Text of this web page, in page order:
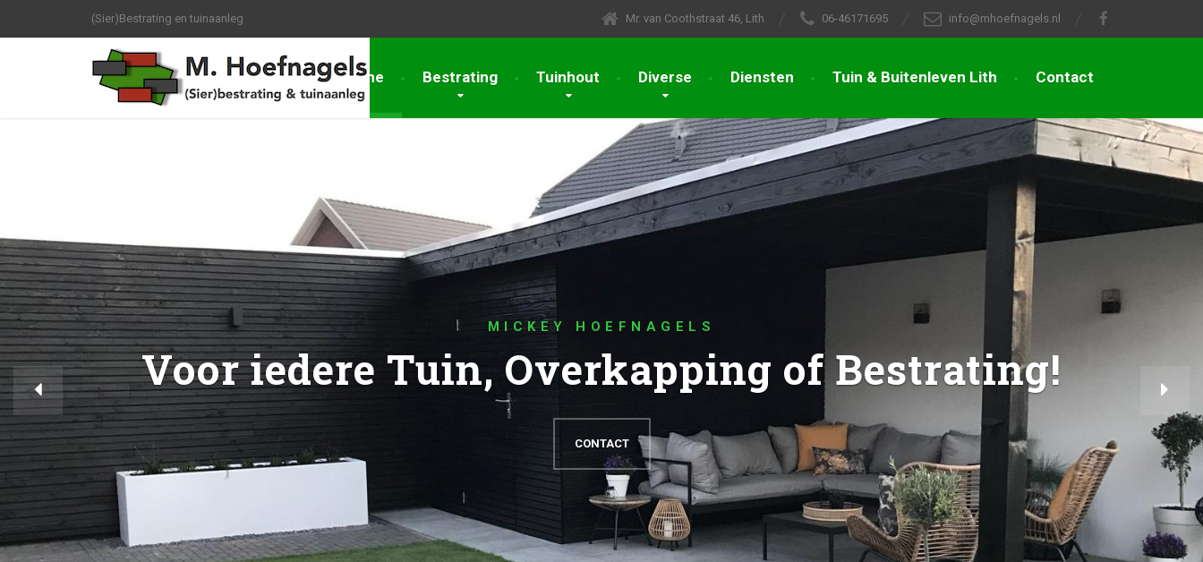
(Sier)Bestrating en tuinaanleg Mr. van Coothstraat 46, Lith 06-46171695 info@mhoefnagels.nl
Home Bestrating Tuinhout Diverse Diensten Tuin & Buitenleven Lith Contact
MICKEY HOEFNAGELS
Voor iedere Tuin, Overkapping of Bestrating!
CONTACT